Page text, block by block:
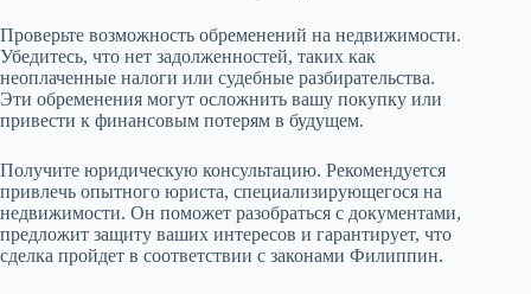
Проверьте возможность обременений на недвижимости.
Убедитесь, что нет задолженностей, таких как
неоплаченные налоги или судебные разбирательства.
Эти обременения могут осложнить вашу покупку или
привести к финансовым потерям в будущем.
Получите юридическую консультацию. Рекомендуется
привлечь опытного юриста, специализирующегося на
недвижимости. Он поможет разобраться с документами,
предложит защиту ваших интересов и гарантирует, что
сделка пройдет в соответствии с законами Филиппин.